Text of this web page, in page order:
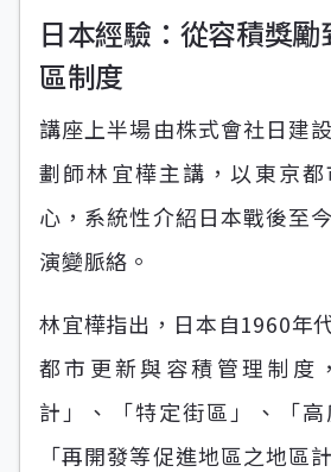
日本經驗：從容積獎
區制度
講座上半場由株式會社日建
劃師林宜樺主講，以東京
心，系統性介紹日本戰後至
演變脈絡。
林宜樺指出，日本自1960年
都市更新與容積管理制度
計」、「特定街區」、「
「再開發等促進地區之地區